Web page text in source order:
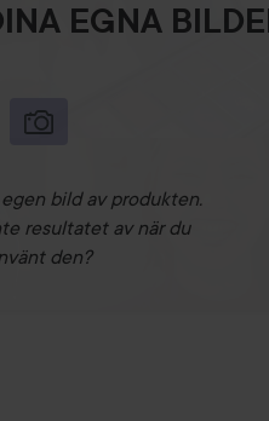
EGNA
bild av produkten.
resultatet av när du
den?